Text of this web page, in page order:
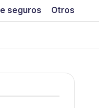
seguros Otros